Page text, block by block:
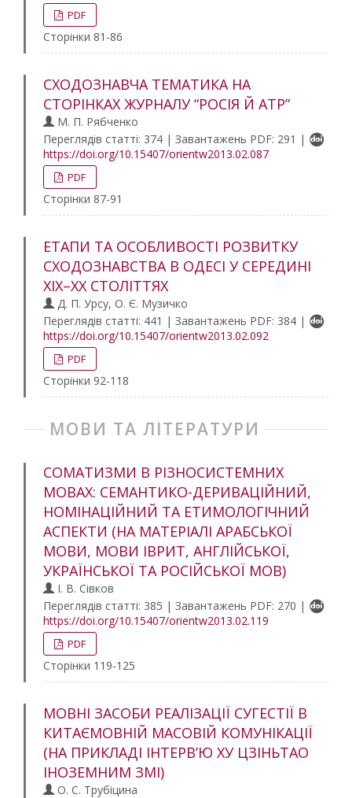
PDF
Сторінки 81-86
СХОДОЗНАВЧА ТЕМАТИКА НА
СТОРІНКАХ ЖУРНАЛУ “РОСІЯ Й АТР”
М. П. Рябченко
Переглядів статті: 374 | Завантажень PDF: 291 |
https://doi.org/10.15407/orientw2013.02.087
PDF
Сторінки 87-91
ЕТАПИ ТА ОСОБЛИВОСТІ РОЗВИТКУ
СХОДОЗНАВСТВА В ОДЕСІ У СЕРЕДИНІ
ХІХ–ХХ СТОЛІТТЯХ
Д. П. Урсу, О. Є. Музичко
Переглядів статті: 441 | Завантажень PDF: 384 |
https://doi.org/10.15407/orientw2013.02.092
PDF
Сторінки 92-118
МОВИ ТА ЛІТЕРАТУРИ
СОМАТИЗМИ В РІЗНОСИСТЕМНИХ
МОВАХ: СЕМАНТИКО-ДЕРИВАЦІЙНИЙ,
НОМІНАЦІЙНИЙ ТА ЕТИМОЛОГІЧНИЙ
АСПЕКТИ (НА МАТЕРІАЛІ АРАБСЬКОЇ
МОВИ, МОВИ ІВРИТ, АНГЛІЙСЬКОЇ,
УКРАЇНСЬКОЇ ТА РОСІЙСЬКОЇ МОВ)
І. В. Сівков
Переглядів статті: 385 | Завантажень PDF: 270 |
https://doi.org/10.15407/orientw2013.02.119
PDF
Сторінки 119-125
МОВНІ ЗАСОБИ РЕАЛІЗАЦІЇ СУГЕСТІЇ В
КИТАЄМОВНІЙ МАСОВІЙ КОМУНІКАЦІЇ
(НА ПРИКЛАДІ ІНТЕРВ’Ю ХУ ЦЗІНЬТАО
ІНОЗЕМНИМ ЗМІ)
О. С. Трубіцина